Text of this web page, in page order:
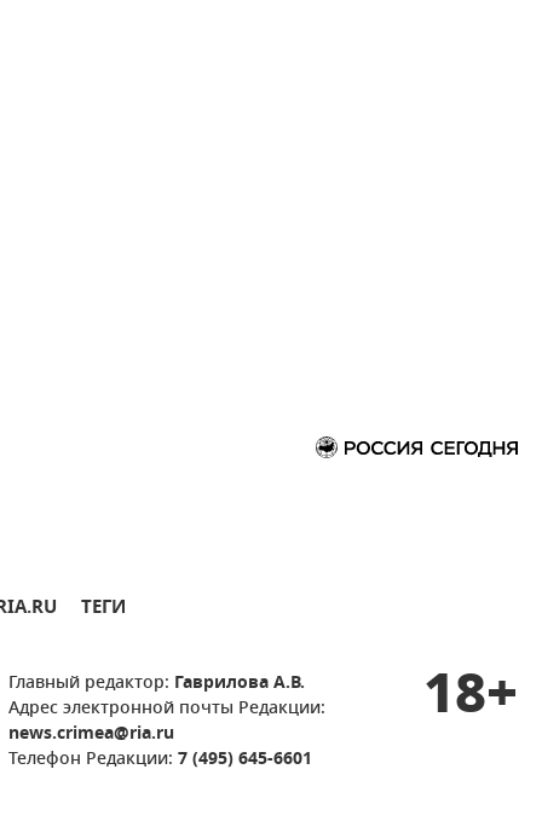
ТЕГИ
Главный редактор: Гаврилова А.В.
Адрес электронной почты Редакции:
news.crimea@ria.ru
Телефон Редакции: 7 (495) 645-6601
18+